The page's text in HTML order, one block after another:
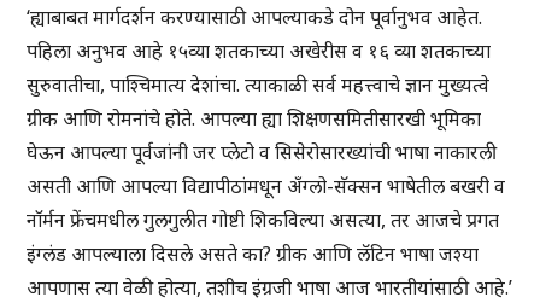
‘ह्याबाबत मार्गदर्शन करण्यासाठी आपल्याकडे दोन पूर्वानुभव आहेत.
पहिला अनुभव आहे १५व्या शतकाच्या अखेरीस व १६ व्या शतकाच्या
सुरुवातीचा, पाश्चिमात्य देशांचा. त्याकाळी सर्व महत्त्वाचे ज्ञान मुख्यत्वे
ग्रीक आणि रोमनांचे होते. आपल्या ह्या शिक्षणसमितीसारखी भूमिका
घेऊन आपल्या पूर्वजांनी जर प्लेटो व सिसेरोसारख्यांची भाषा नाकारली
असती आणि आपल्या विद्यापीठांमधून अँग्लो-सॅक्सन भाषेतील बखरी व
नॉर्मन फ्रेंचमधील गुलगुलीत गोष्टी शिकविल्या असत्या, तर आजचे प्रगत
इंग्लंड आपल्याला दिसले असते का? ग्रीक आणि लॅटिन भाषा जश्या
आपणास त्या वेळी होत्या, तशीच इंग्रजी भाषा आज भारतीयांसाठी आहे.’